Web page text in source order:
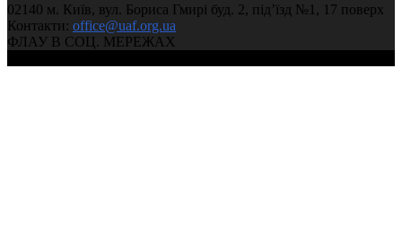
02140 м. Київ, вул. Бориса Гмирі буд. 2, під’їзд №1, 17 поверх
Контакти: office@uaf.org.ua
ФЛАУ В СОЦ. МЕРЕЖАХ